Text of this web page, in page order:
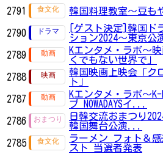
2791
韓国料理教室～豆も
2790
[ゲスト決定]韓国ド
ション2024～東京公
2789
Kエンタメ・ラボ～
くでもない世界で」
2788
韓国映画上映会「ク
ト」
2787
Kエンタメ・ラボ～K-
プ NOWADAYSイ...
2786
日韓交流おまつり
韓国舞台公演...
2785
ラーメン フォト＆
スト 当選者発表